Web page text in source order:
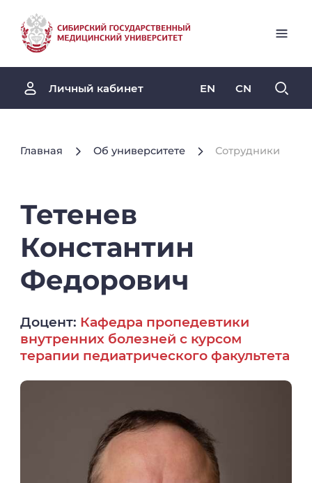
Личный кабинет EN CN
Главная Об университете Сотрудники
Тетенев
Константин
Федорович
Доцент: Кафедра пропедевтики
внутренних болезней с курсом
терапии педиатрического факультета